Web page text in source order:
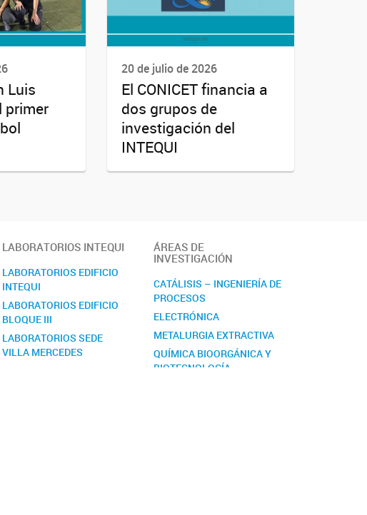
Luis
primer
20 de julio de 2026
El CONICET financia a
dos grupos de
investigación del
INTEQUI
LABORATORIOS INTEQUI
LABORATORIOS EDIFICIO
INTEQUI
LABORATORIOS EDIFICIO
BLOQUE III
LABORATORIOS SEDE
VILLA MERCEDES
ÁREAS DE
INVESTIGACIÓN
CATÁLISIS – INGENIERÍA DE
PROCESOS
ELECTRÓNICA
METALURGIA EXTRACTIVA
QUÍMICA BIOORGÁNICA Y
BIOTECNOLOGÍA